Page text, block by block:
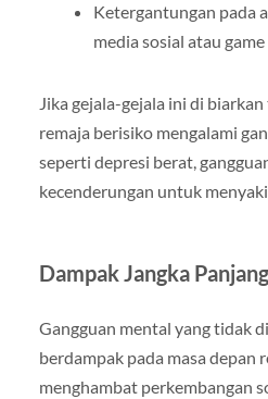
Ketergantungan pada
media sosial atau game
Jika gejala-gejala ini di
remaja berisiko mengalami
seperti depresi berat,
kecenderungan untuk
Dampak Jangka Panjang
Gangguan mental yang tidak
berdampak pada masa depan
menghambat perkembangan